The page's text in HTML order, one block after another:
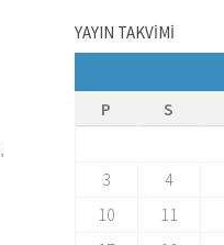
YAYIN TAKVİMİ
P
S
3
4
10
11